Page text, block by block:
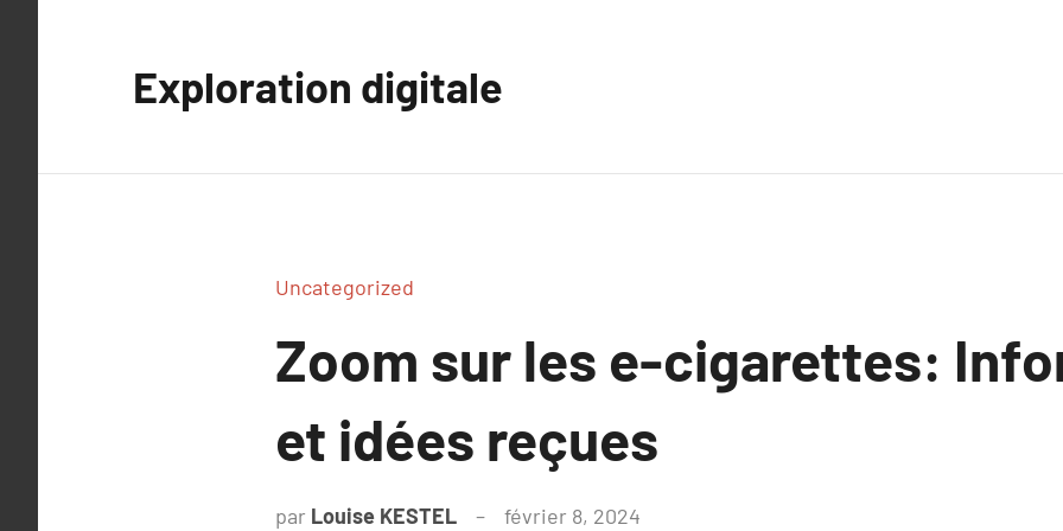
Exploration digitale
Uncategorized
Zoom sur les e-cigarettes:
et idées reçues
par Louise KESTEL février 8, 2024